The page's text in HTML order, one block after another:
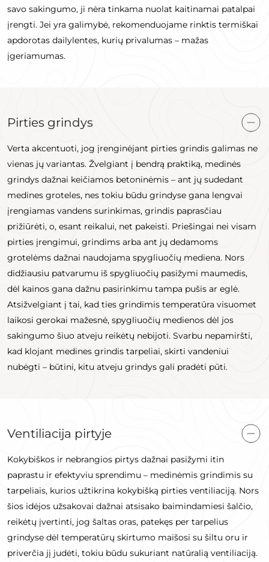
savo sakingumo, ji nėra tinkama nuolat kaitinamai patalpai
įrengti. Jei yra galimybė, rekomenduojame rinktis termiškai
apdorotas dailylentes, kurių privalumas – mažas
įgeriamumas.
Pirties grindys
Verta akcentuoti, jog įrenginėjant pirties grindis galimas ne
vienas jų variantas. Žvelgiant į bendrą praktiką, medinės
grindys dažnai keičiamos betoninėmis – ant jų sudedant
medines groteles, nes tokiu būdu grindyse gana lengvai
įrengiamas vandens surinkimas, grindis paprasčiau
prižiūrėti, o, esant reikalui, net pakeisti. Priešingai nei visam
pirties įrengimui, grindims arba ant jų dedamoms
grotelėms dažnai naudojama spygliuočių mediena. Nors
didžiausiu patvarumu iš spygliuočių pasižymi maumedis,
dėl kainos gana dažnu pasirinkimu tampa pušis ar eglė.
Atsižvelgiant į tai, kad ties grindimis temperatūra visuomet
laikosi gerokai mažesnė, spygliuočių medienos dėl jos
sakingumo šiuo atveju reikėtų nebijoti. Svarbu nepamiršti,
kad klojant medines grindis tarpeliai, skirti vandeniui
nubėgti – būtini, kitu atveju grindys gali pradėti pūti.
Ventiliacija pirtyje
Kokybiškos ir nebrangios pirtys dažnai pasižymi itin
paprastu ir efektyviu sprendimu – medinėmis grindimis su
tarpeliais, kurios užtikrina kokybišką pirties ventiliaciją. Nors
šios idėjos užsakovai dažnai atsisako baimindamiesi šalčio,
reikėtų įvertinti, jog šaltas oras, patekęs per tarpelius
grindyse dėl temperatūrų skirtumo maišosi su šiltu oru ir
priverčia jį judėti, tokiu būdu sukuriant natūralią ventiliaciją.